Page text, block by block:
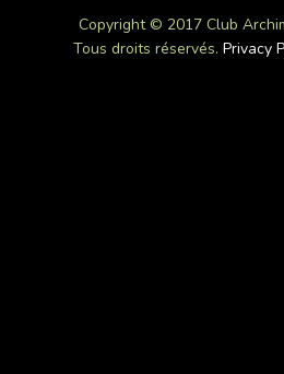
Copyright © 2017 Club
Tous droits réservés. Privacy